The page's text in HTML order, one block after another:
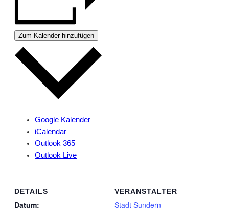
Zum Kalender hinzufügen
Google Kalender
iCalendar
Outlook 365
Outlook Live
DETAILS
Datum:
VERANSTALTER
Stadt Sundern